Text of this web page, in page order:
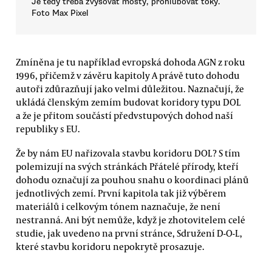
Foto Max Pixel
Zmíněna je tu například evropská dohoda AGN z roku
1996, přičemž v závěru kapitoly A právě tuto dohodu
autoři zdůrazňují jako velmi důležitou. Naznačují, že
ukládá členským zemím budovat koridory typu DOL
a že je přitom součástí předvstupových dohod naší
republiky s EU.
Že by nám EU nařizovala stavbu koridoru DOL? S tím
polemizují na svých stránkách Přátelé přírody, kteří
dohodu označují za pouhou snahu o koordinaci plánů
jednotlivých zemí. První kapitola tak již výběrem
materiálů i celkovým tónem naznačuje, že není
nestranná. Ani být nemůže, když je zhotovitelem celé
studie, jak uvedeno na první stránce, Sdružení D-O-L,
které stavbu koridoru nepokrytě prosazuje.